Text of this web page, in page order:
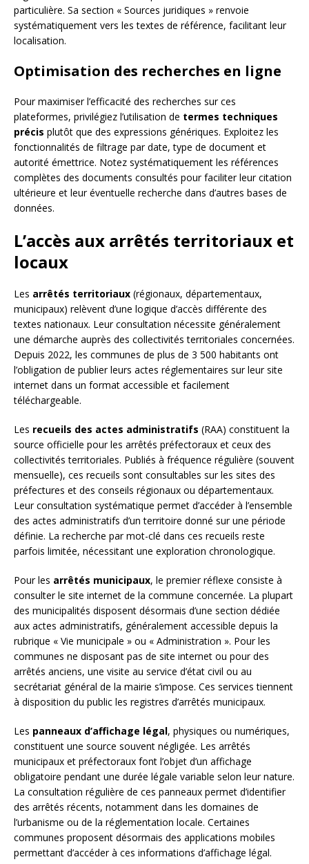
particulière. Sa section « Sources juridiques » renvoie
systématiquement vers les textes de référence, facilitant leur
localisation.
Optimisation des recherches en ligne
Pour maximiser l’efficacité des recherches sur ces
plateformes, privilégiez l’utilisation de termes techniques
précis plutôt que des expressions génériques. Exploitez les
fonctionnalités de filtrage par date, type de document et
autorité émettrice. Notez systématiquement les références
complètes des documents consultés pour faciliter leur citation
ultérieure et leur éventuelle recherche dans d’autres bases de
données.
L’accès aux arrêtés territoriaux et
locaux
Les arrêtés territoriaux (régionaux, départementaux,
municipaux) relèvent d’une logique d’accès différente des
textes nationaux. Leur consultation nécessite généralement
une démarche auprès des collectivités territoriales concernées.
Depuis 2022, les communes de plus de 3 500 habitants ont
l’obligation de publier leurs actes réglementaires sur leur site
internet dans un format accessible et facilement
téléchargeable.
Les recueils des actes administratifs (RAA) constituent la
source officielle pour les arrêtés préfectoraux et ceux des
collectivités territoriales. Publiés à fréquence régulière (souvent
mensuelle), ces recueils sont consultables sur les sites des
préfectures et des conseils régionaux ou départementaux.
Leur consultation systématique permet d’accéder à l’ensemble
des actes administratifs d’un territoire donné sur une période
définie. La recherche par mot-clé dans ces recueils reste
parfois limitée, nécessitant une exploration chronologique.
Pour les arrêtés municipaux, le premier réflexe consiste à
consulter le site internet de la commune concernée. La plupart
des municipalités disposent désormais d’une section dédiée
aux actes administratifs, généralement accessible depuis la
rubrique « Vie municipale » ou « Administration ». Pour les
communes ne disposant pas de site internet ou pour des
arrêtés anciens, une visite au service d’état civil ou au
secrétariat général de la mairie s’impose. Ces services tiennent
à disposition du public les registres d’arrêtés municipaux.
Les panneaux d’affichage légal, physiques ou numériques,
constituent une source souvent négligée. Les arrêtés
municipaux et préfectoraux font l’objet d’un affichage
obligatoire pendant une durée légale variable selon leur nature.
La consultation régulière de ces panneaux permet d’identifier
des arrêtés récents, notamment dans les domaines de
l’urbanisme ou de la réglementation locale. Certaines
communes proposent désormais des applications mobiles
permettant d’accéder à ces informations d’affichage légal.